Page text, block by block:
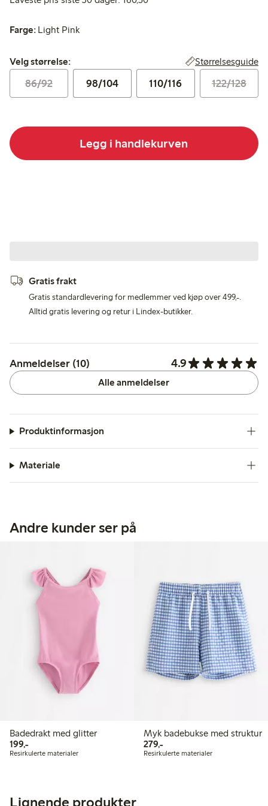
Farge: Light Pink
Velg størrelse:
Velg størrelse: Størrelsesguide
86/92 98/104 110/116 122/128
Legg i handlekurven
Gratis frakt
Gratis standardlevering for medlemmer ved kjøp over 499,-.
Alltid gratis levering og retur i Lindex-butikker.
Anmeldelser (10) 4.9
Alle anmeldelser
Produktinformasjon
Materiale
Andre kunder ser på
Badedrakt med glitter
199,-199,00 kr
Resirkulerte materialer
Myk badebukse med struktur
279,-279,00 kr
Resirkulerte materialer
Lignende produkter